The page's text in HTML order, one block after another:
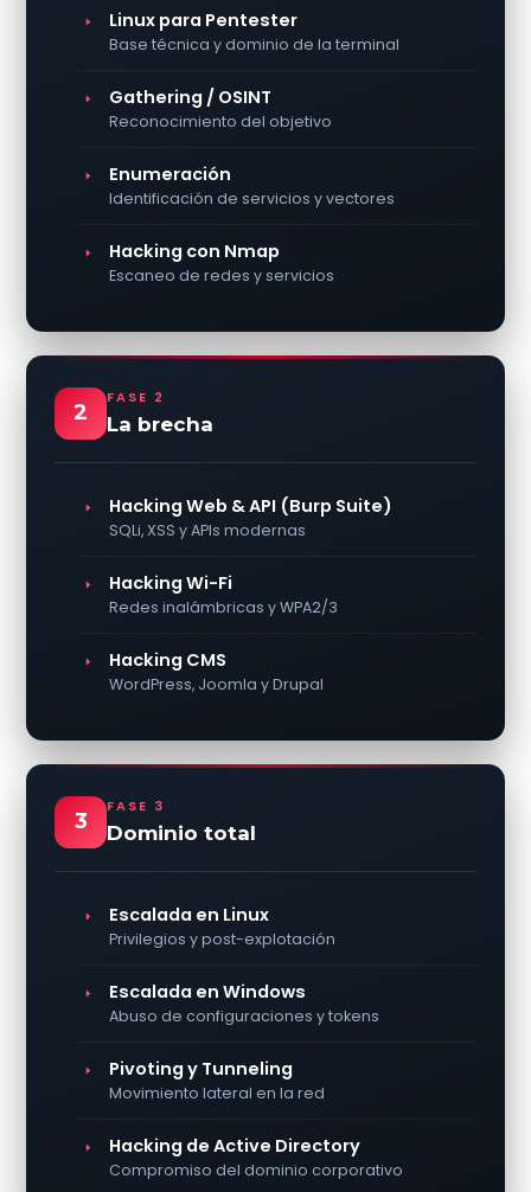
Linux para Pentester
Base técnica y dominio de la terminal
Gathering / OSINT
Reconocimiento del objetivo
Enumeración
Identificación de servicios y vectores
Hacking con Nmap
Escaneo de redes y servicios
2
FASE 2
La brecha
Hacking Web & API (Burp Suite)
SQLi, XSS y APIs modernas
Hacking Wi-Fi
Redes inalámbricas y WPA2/3
Hacking CMS
WordPress, Joomla y Drupal
3
FASE 3
Dominio total
Escalada en Linux
Privilegios y post-explotación
Escalada en Windows
Abuso de configuraciones y tokens
Pivoting y Tunneling
Movimiento lateral en la red
Hacking de Active Directory
Compromiso del dominio corporativo